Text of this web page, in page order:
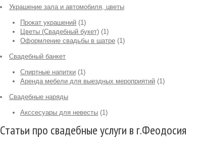
Украшение зала и автомобиля, цветы
Прокат украшений (1)
Цветы (Свадебный букет) (1)
Оформление свадьбы в шатре (1)
Свадебный банкет
Спиртные напитки (1)
Аренда мебели для выездных мероприятий (1)
Свадебные наряды
Акссесуары для невесты (1)
Статьи про свадебные услуги в г.Феодосия